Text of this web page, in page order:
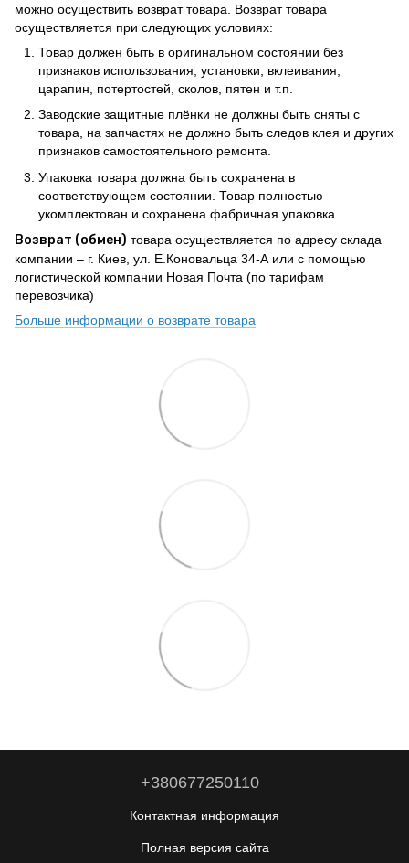
можно осуществить возврат товара. Возврат товара
осуществляется при следующих условиях:
Товар должен быть в оригинальном состоянии без
признаков использования, установки, вклеивания,
царапин, потертостей, сколов, пятен и т.п.
Заводские защитные плёнки не должны быть сняты с
товара, на запчастях не должно быть следов клея и других
признаков самостоятельного ремонта.
Упаковка товара должна быть сохранена в
соответствующем состоянии. Товар полностью
укомплектован и сохранена фабричная упаковка.
Возврат (обмен) товара осуществляется по адресу склада
компании – г. Киев, ул. Е.Коновальца 34-А или с помощью
логистической компании Новая Почта (по тарифам
перевозчика)
Больше информации о возврате товара
+380677250110
Контактная информация
Полная версия сайта